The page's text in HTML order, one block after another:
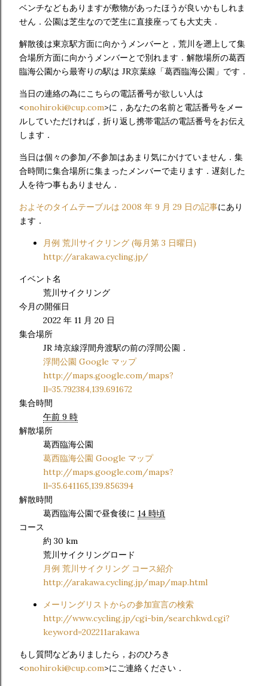
ベンチなどもありますが敷物があったほうが良いかもしれま
せん．公園は芝生なので芝生に直接座っても大丈夫．
解散後は東京駅方面に向かうメンバーと，荒川を遡上して集
合場所方面に向かうメンバーとで別れます．解散場所の葛西
臨海公園から最寄りの駅は JR京葉線「葛西臨海公園」です．
当日の連絡の為にこちらの電話番号が欲しい人は
<onohiroki@cup.com>に，あなたの名前と電話番号をメー
ルしていただければ，折り返し携帯電話の電話番号をお伝え
します．
当日は個々の参加/不参加はあまり気にかけていません．集
合時間に集合場所に集まったメンバーで走ります．遅刻した
人を待つ事もありません．
およそのタイムテーブルは 2008 年 9 月 29 日の記事にあり
ます．
月例 荒川サイクリング (毎月第 3 日曜日)
http://arakawa.cycling.jp/
イベント名
荒川サイクリング
今月の開催日
2022 年 11 月 20 日
集合場所
JR 埼京線浮間舟渡駅の前の浮間公園．
浮間公園 Google マップ
http://maps.google.com/maps?
ll=35.792384,139.691672
集合時間
午前 9 時
解散場所
葛西臨海公園
葛西臨海公園 Google マップ
http://maps.google.com/maps?
ll=35.641165,139.856394
解散時間
葛西臨海公園で昼食後に 14 時頃
コース
約 30 km
荒川サイクリングロード
月例 荒川サイクリング コース紹介
http://arakawa.cycling.jp/map/map.html
メーリングリストからの参加宣言の検索
http://www.cycling.jp/cgi-bin/searchkwd.cgi?
keyword=202211arakawa
もし質問などありましたら，おのひろき
<onohiroki@cup.com>にご連絡ください．